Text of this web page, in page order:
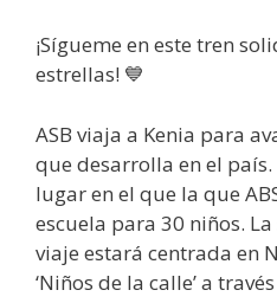
¡Sígueme en este tren
estrellas! 💙
ASB viaja a Kenia para
que desarrolla en el
lugar en el que la que
escuela para 30 niños.
viaje estará centrada en
‘Niños de la calle’ a